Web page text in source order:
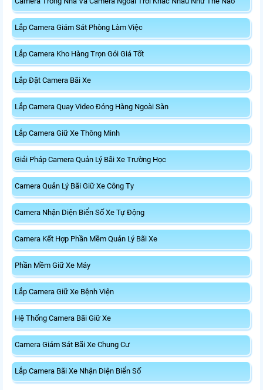
Lắp Camera Giám Sát Phòng Làm Việc
Lắp Camera Kho Hàng Trọn Gói Giá Tốt
Lắp Đặt Camera Bãi Xe
Lắp Camera Quay Video Đóng Hàng Ngoài Sàn
Lắp Camera Giữ Xe Thông Minh
Giải Pháp Camera Quản Lý Bãi Xe Trường Học
Camera Quản Lý Bãi Giữ Xe Công Ty
Camera Nhận Diện Biển Số Xe Tự Động
Camera Kết Hợp Phần Mềm Quản Lý Bãi Xe
Phần Mềm Giữ Xe Máy
Lắp Camera Giữ Xe Bệnh Viện
Hệ Thống Camera Bãi Giữ Xe
Camera Giám Sát Bãi Xe Chung Cư
Lắp Camera Bãi Xe Nhận Diện Biển Số